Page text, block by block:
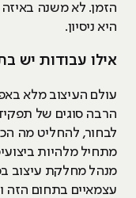
הזמן. לא משנה
היא ניסיון.
אילו עבודות יש
עולם העיצוב מלא
הרבה סוגים של
לבחור, להחליט מה
מתחיל מלהיות
מנהל מחלקת עיצוב
עצמאיים בתחום הזה